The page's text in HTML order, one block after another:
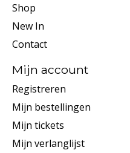
Shop
New In
Contact
Mijn account
Registreren
Mijn bestellingen
Mijn tickets
Mijn verlanglijst